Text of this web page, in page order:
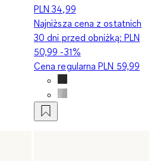
PLN 34,99
Najniższa cena z ostatnich
30 dni przed obniżką: PLN
50,99 -31%
Cena regularnaPLN 59,99